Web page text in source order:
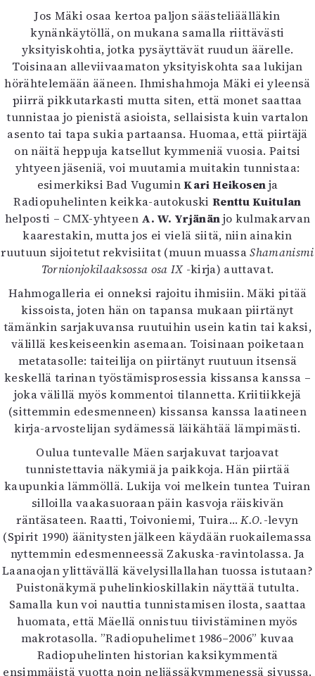
Jos Mäki osaa kertoa paljon säästeliäälläkin
kynänkäytöllä, on mukana samalla riittävästi
yksityiskohtia, jotka pysäyttävät ruudun äärelle.
Toisinaan alleviivaamaton yksityiskohta saa lukijan
hörähtelemään ääneen. Ihmishahmoja Mäki ei yleensä
piirrä pikkutarkasti mutta siten, että monet saattaa
tunnistaa jo pienistä asioista, sellaisista kuin vartalon
asento tai tapa sukia partaansa. Huomaa, että piirtäjä
on näitä heppuja katsellut kymmeniä vuosia. Paitsi
yhtyeen jäseniä, voi muutamia muitakin tunnistaa:
esimerkiksi Bad VuguminKari Heikosenja
Radiopuhelinten keikka-autokuski Renttu Kuitulan
helposti – CMX-yhtyeen A. W. Yrjänänjo kulmakarvan
kaarestakin, mutta jos ei vielä siitä, niin ainakin
ruutuun sijoitetut rekvisiitat (muun muassaShamanismi
Tornionjokilaaksossa osa IX-kirja) auttavat.
Hahmogalleria ei onneksi rajoitu ihmisiin. Mäki pitää
kissoista, joten hän on tapansa mukaan piirtänyt
tämänkin sarjakuvansa ruutuihin usein katin tai kaksi,
välillä keskeiseenkin asemaan. Toisinaan poiketaan
metatasolle: taiteilija on piirtänyt ruutuun itsensä
keskellä tarinan työstämisprosessia kissansa kanssa –
joka välillä myös kommentoi tilannetta. Kriitiikkejä
(sittemmin edesmenneen) kissansa kanssa laatineen
kirja-arvostelijan sydämessä läikähtää lämpimästi.
Oulua tuntevalle Mäen sarjakuvat tarjoavat
tunnistettavia näkymiä ja paikkoja. Hän piirtää
kaupunkia lämmöllä. Lukija voi melkein tuntea Tuiran
silloilla vaakasuoraan päin kasvoja räiskivän
räntäsateen. Raatti, Toivoniemi, Tuira…K.O.-levyn
(Spirit 1990) äänitysten jälkeen käydään ruokailemassa
nyttemmin edesmenneessä Zakuska-ravintolassa. Ja
Laanaojan ylittävällä kävelysillallahan tuossa istutaan?
Puistonäkymä puhelinkioskillakin näyttää tutulta.
Samalla kun voi nauttia tunnistamisen ilosta, saattaa
huomata, että Mäellä onnistuu tiivistäminen myös
makrotasolla. ”Radiopuhelimet 1986–2006” kuvaa
Radiopuhelinten historian kaksikymmentä
ensimmäistä vuotta noin neljässäkymmenessä sivussa.